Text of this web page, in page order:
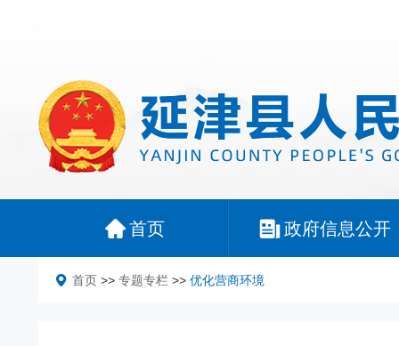
首页 政府信息公开
首页 >> 专题专栏 >> 优化营商环境